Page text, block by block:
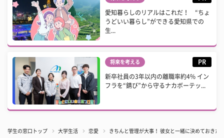
愛知暮らしのリアルはこれだ！ “ちょ
うどいい暮らし”ができる愛知県での
生...
将来を考える PR
新卒社員の3年以内の離職率約4% イン
フラを“錆び”から守るナカボーテッ...
学生の窓口トップ 大学生活 恋愛 きちんと管理が大事！ 彼女と一緒に決めておきた